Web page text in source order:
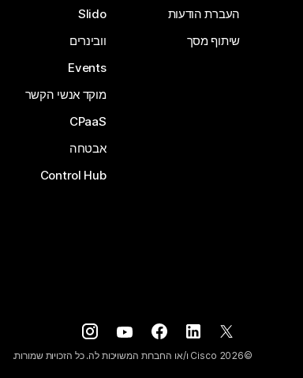
העברת הודעות
שיתוף מסך
Slido
וובינרים
Events
מוקד אנשי הקשר
CPaaS
אבטחה
Control Hub
©
2026